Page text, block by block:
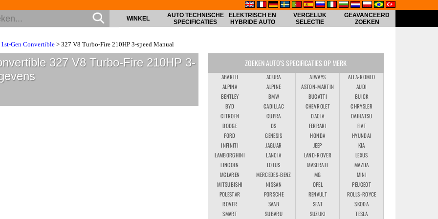
WINKEL
AUTO TECHNISCHE
SPECIFICATIES
ELEKTRISCH EN
HYBRIDE AUTO
VERGELIJK
SELECTIE
GEAVANCEERD
ZOEKEN
1st-Gen Convertible > 327 V8 Turbo-Fire 210HP 3-speed Manual
327 V8 Turbo-Fire 210HP 3-
ZOEKEN AUTO'S SPECIFICATIES OP MERK
ABARTH ACURA AIWAYS
ALFA-ROMEO
ALPINA
ALPINE ASTON-MARTIN
AUDI
BENTLEY
BMW BUGATTI
BUICK
BYD
CADILLAC CHEVROLET
CHRYSLER
CITROEN
CUPRA DACIA
DAIHATSU
DODGE
DS FERRARI
FIAT
FORD
GENESIS HONDA
HYUNDAI
INFINITI
JAGUAR JEEP
KIA
LAMBORGHINI
LANCIA LAND-ROVER
LEXUS
LINCOLN
LOTUS MASERATI
MAZDA
MCLAREN
MERCEDES-BENZ MG
MINI
MITSUBISHI
NISSAN OPEL
PEUGEOT
POLESTAR
PORSCHE RENAULT
ROLLS-ROYCE
ROVER
SAAB SEAT
SKODA
SMART
SUBARU SUZUKI
TESLA